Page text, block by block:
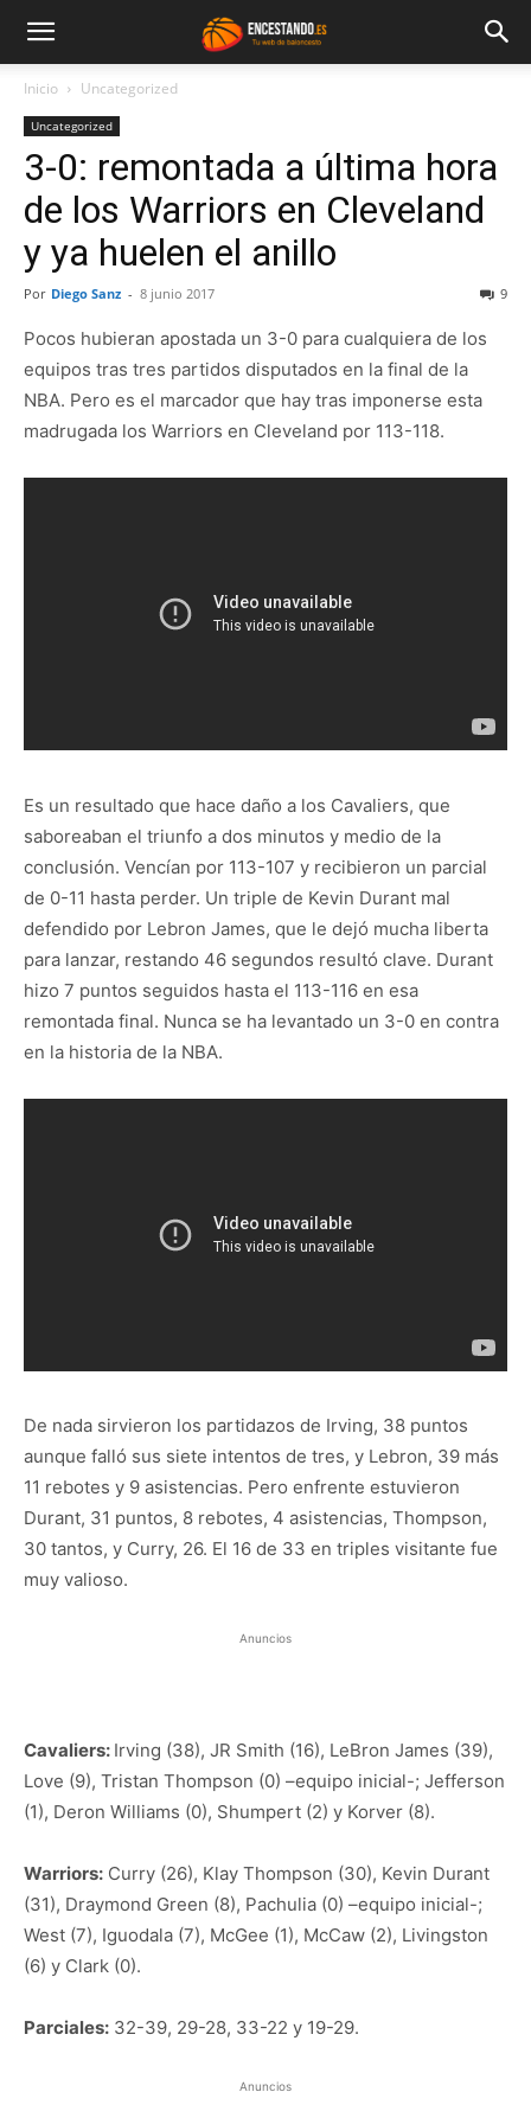
Inicio Uncategorized
Uncategorized
3-0: remontada a última hora
de los Warriors en Cleveland
y ya huelen el anillo
Por Diego Sanz - 8 junio 2017 9
Pocos hubieran apostada un 3-0 para cualquiera de los
equipos tras tres partidos disputados en la final de la
NBA. Pero es el marcador que hay tras imponerse esta
madrugada los Warriors en Cleveland por 113-118.
Es un resultado que hace daño a los Cavaliers, que
saboreaban el triunfo a dos minutos y medio de la
conclusión. Vencían por 113-107 y recibieron un parcial
de 0-11 hasta perder. Un triple de Kevin Durant mal
defendido por Lebron James, que le dejó mucha liberta
para lanzar, restando 46 segundos resultó clave. Durant
hizo 7 puntos seguidos hasta el 113-116 en esa
remontada final. Nunca se ha levantado un 3-0 en contra
en la historia de la NBA.
De nada sirvieron los partidazos de Irving, 38 puntos
aunque falló sus siete intentos de tres, y Lebron, 39 más
11 rebotes y 9 asistencias. Pero enfrente estuvieron
Durant, 31 puntos, 8 rebotes, 4 asistencias, Thompson,
30 tantos, y Curry, 26. El 16 de 33 en triples visitante fue
muy valioso.
Anuncios
Cavaliers: Irving (38), JR Smith (16), LeBron James (39),
Love (9), Tristan Thompson (0) –equipo inicial-; Jefferson
(1), Deron Williams (0), Shumpert (2) y Korver (8).
Warriors: Curry (26), Klay Thompson (30), Kevin Durant
(31), Draymond Green (8), Pachulia (0) –equipo inicial-;
West (7), Iguodala (7), McGee (1), McCaw (2), Livingston
(6) y Clark (0).
Parciales: 32-39, 29-28, 33-22 y 19-29.
Anuncios